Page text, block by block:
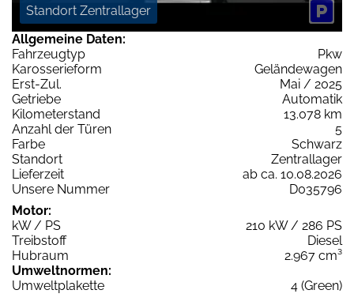
Standort Zentrallager
Allgemeine Daten:
Fahrzeugtyp
Pkw
Karosserieform
Geländewagen
Erst-Zul.
Mai / 2025
Getriebe
Automatik
Kilometerstand
13.078 km
Anzahl der Türen
5
Farbe
Schwarz
Standort
Zentrallager
Lieferzeit
ab ca. 10.08.2026
Unsere Nummer
D035796
Motor:
kW / PS
210 kW / 286 PS
Treibstoff
Diesel
Hubraum
2.967 cm³
Umweltnormen:
Umweltplakette
4 (Green)